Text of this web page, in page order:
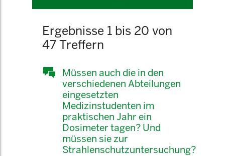
Ergebnisse 1 bis 20 von
47 Treffern
Müssen auch die in den
verschiedenen Abteilungen
eingesetzten
Medizinstudenten im
praktischen Jahr ein
Dosimeter tagen? Und
müssen sie zur
Strahlenschutzuntersuchung?